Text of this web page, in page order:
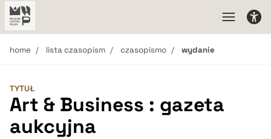
home lista czasopism czasopismo wydanie
TYTUŁ
Art & Business : gazeta
aukcyjna